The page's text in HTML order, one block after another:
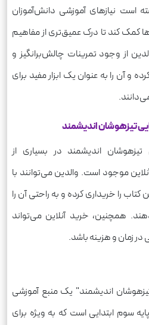
است نیازهای آموزشی دانش‌آموزان
کمک کند تا درک عمیق‌تری از مفاهیم
از وجود تمرینات چالش‌برانگیز و
و آن را به عنوان یک ابزار مفید برای
تیزهوشان اندیشمند
اندیشمند در بسیاری از
موجود است. والدین می‌توانند با
را خریداری کرده و به راحتی آن را
همچنین، خرید آنلاین می‌تواند
زمان و هزینه باشد.
اندیشمند" یک منبع آموزشی
سوم ابتدایی است که به ویژه برای